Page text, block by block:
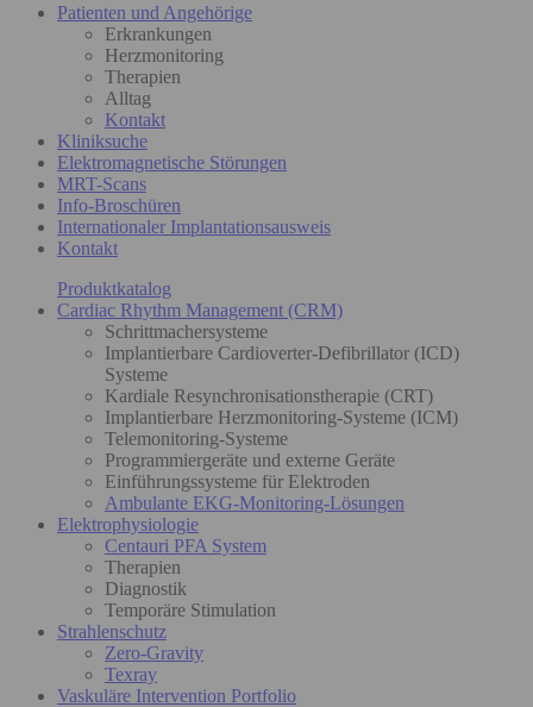
Patienten und Angehörige
Erkrankungen
Herzmonitoring
Therapien
Alltag
Kontakt
Kliniksuche
Elektromagnetische Störungen
MRT-Scans
Info-Broschüren
Internationaler Implantationsausweis
Kontakt
Produktkatalog
Cardiac Rhythm Management (CRM)
Schrittmachersysteme
Implantierbare Cardioverter-Defibrillator (ICD)
Systeme
Kardiale Resynchronisationstherapie (CRT)
Implantierbare Herzmonitoring-Systeme (ICM)
Telemonitoring-Systeme
Programmiergeräte und externe Geräte
Einführungssysteme für Elektroden
Ambulante EKG-Monitoring-Lösungen
Elektrophysiologie
Centauri PFA System
Therapien
Diagnostik
Temporäre Stimulation
Strahlenschutz
Zero-Gravity
Texray
Vaskuläre Intervention Portfolio